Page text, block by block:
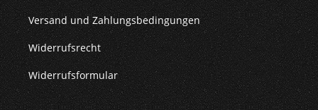
Versand und Zahlungsbedingungen
Widerrufsrecht
Widerrufsformular